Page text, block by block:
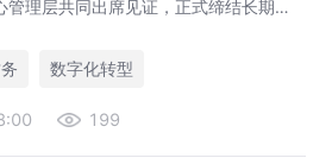
理层共同出席见证，正式缔结长期战
数智生态，打造财务数智化转型行业最
理体系。
数字化转型
199